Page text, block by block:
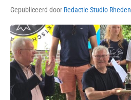
Gepubliceerd door Redactie Studio Rheden